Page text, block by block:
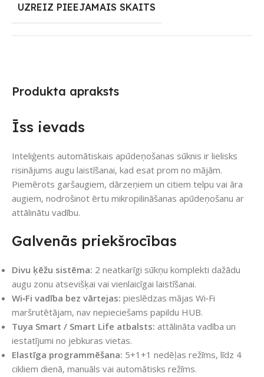
Produkta apraksts
Īss ievads
Inteliģents automātiskais apūdeņošanas sūknis ir lielisks
risinājums augu laistīšanai, kad esat prom no mājām.
Piemērots garšaugiem, dārzeņiem un citiem telpu vai āra
augiem, nodrošinot ērtu mikropilināšanas apūdeņošanu ar
attālinātu vadību.
Galvenās priekšrocības
Divu ķēžu sistēma: 2 neatkarīgi sūkņu komplekti dažādu
augu zonu atsevišķai vai vienlaicīgai laistīšanai.
Wi‑Fi vadība bez vārtejas: pieslēdzas mājas Wi‑Fi
maršrutētājam, nav nepieciešams papildu HUB.
Tuya Smart / Smart Life atbalsts: attālināta vadība un
iestatījumi no jebkuras vietas.
Elastīga programmēšana: 5+1+1 nedēļas režīms, līdz 4
cikliem dienā, manuāls vai automātisks režīms.
UZREIZ PIEEJAMAIS SKAITS